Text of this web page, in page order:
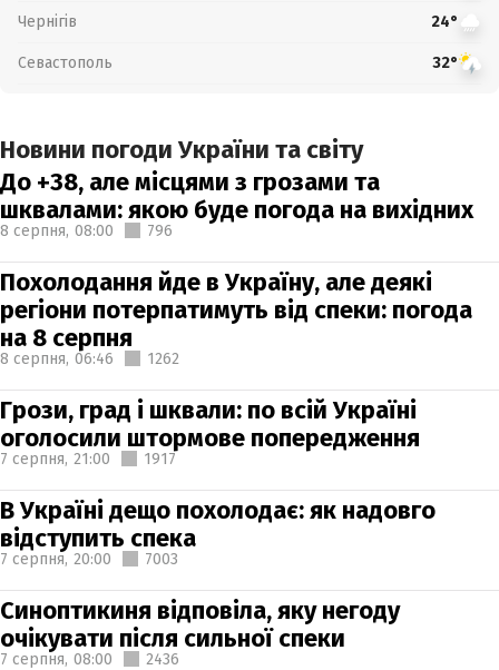
Чернігів 24°
Севастополь 32°
Новини погоди України та світу
До +38, але місцями з грозами та
шквалами: якою буде погода на вихідних
8 серпня, 08:00 796
Похолодання йде в Україну, але деякі
регіони потерпатимуть від спеки: погода
на 8 серпня
8 серпня, 06:46 1262
Грози, град і шквали: по всій Україні
оголосили штормове попередження
7 серпня, 21:00 1917
В Україні дещо похолодає: як надовго
відступить спека
7 серпня, 20:00 7003
Синоптикиня відповіла, яку негоду
очікувати після сильної спеки
7 серпня, 08:00 2436